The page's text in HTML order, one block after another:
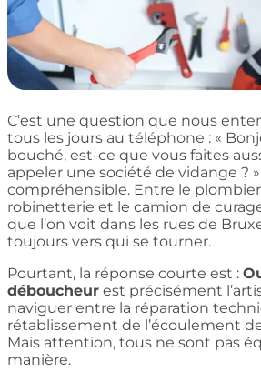
C’est une question que nous
tous les jours au téléphone : «
bouché, est-ce que vous faites
appeler une société de vidange ?
compréhensible. Entre le
robinetterie et le camion de
que l’on voit dans les rues de
toujours vers qui se tourner.
Pourtant, la réponse courte est :
déboucheur est précisément
naviguer entre la réparation
rétablissement de l’écoulement
Mais attention, tous ne sont pas
manière.